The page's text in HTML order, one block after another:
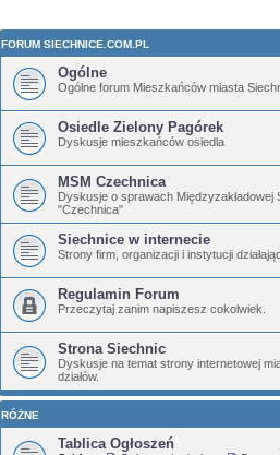
FORUM SIECHNICE.COM.PL
Ogólne
Ogólne forum Mieszkańców miasta
Osiedle Zielony Pagórek
Dyskusje mieszkańców osiedla
MSM Czechnica
Dyskusje o sprawach Międzyzakładowej
"Czechnica"
Siechnice w internecie
Strony firm, organizacji i instytucji
Regulamin Forum
Przeczytaj zanim napiszesz cokolwiek.
Strona Siechnic
Dyskusje na temat strony internetowej
działów.
RÓŻNE
Tablica Ogłoszeń